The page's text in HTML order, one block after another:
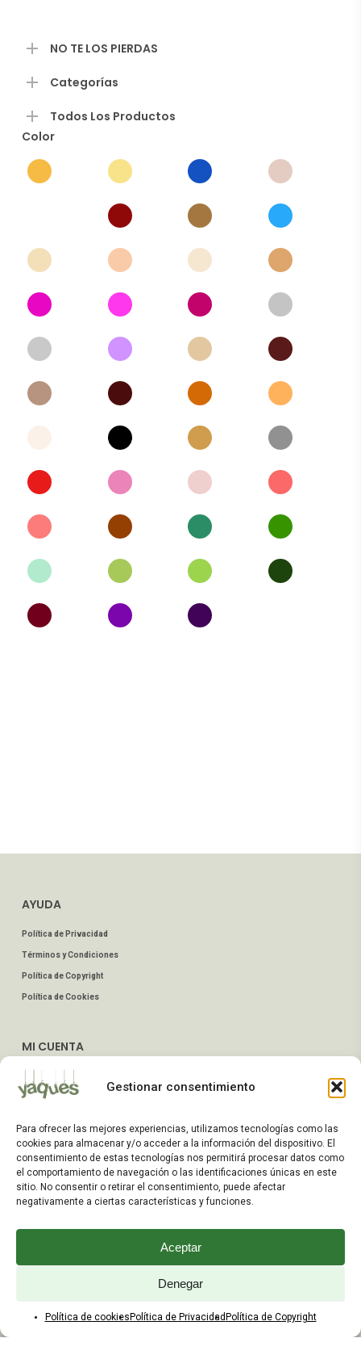
Gestionar consentimiento
Para ofrecer las mejores experiencias, utilizamos tecnologías como las
cookies para almacenar y/o acceder a la información del dispositivo. El
consentimiento de estas tecnologías nos permitirá procesar datos como
el comportamiento de navegación o las identificaciones únicas en este
sitio. No consentir o retirar el consentimiento, puede afectar
negativamente a ciertas características y funciones.
Aceptar
Denegar
Política de cookies Política de Privacidad Política de Copyright
NO TE LOS PIERDAS
Categorías
Todos Los Productos
Color
AYUDA
Política de Privacidad
Términos y Condiciones
Política de Copyright
Política de Cookies
MI CUENTA
Dirección de Envío
Preguntas Frecuentes
ATENCIÓN AL CLIENTE